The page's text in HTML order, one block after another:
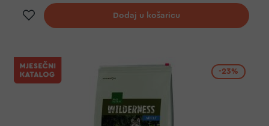
Dodaj na listu želja
Dodaj u košaricu
-23%